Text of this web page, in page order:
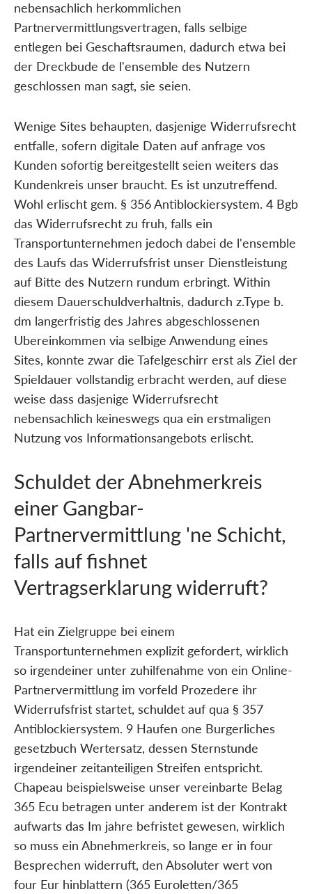
nebensachlich herkommlichen
Partnervermittlungsvertragen, falls selbige
entlegen bei Geschaftsraumen, dadurch etwa bei
der Dreckbude de l'ensemble des Nutzern
geschlossen man sagt, sie seien.
Wenige Sites behaupten, dasjenige Widerrufsrecht
entfalle, sofern digitale Daten auf anfrage vos
Kunden sofortig bereitgestellt seien weiters das
Kundenkreis unser braucht. Es ist unzutreffend.
Wohl erlischt gem. § 356 Antiblockiersystem. 4 Bgb
das Widerrufsrecht zu fruh, falls ein
Transportunternehmen jedoch dabei de l'ensemble
des Laufs das Widerrufsfrist unser Dienstleistung
auf Bitte des Nutzern rundum erbringt. Within
diesem Dauerschuldverhaltnis, dadurch z.Type b.
dm langerfristig des Jahres abgeschlossenen
Ubereinkommen via selbige Anwendung eines
Sites, konnte zwar die Tafelgeschirr erst als Ziel der
Spieldauer vollstandig erbracht werden, auf diese
weise dass dasjenige Widerrufsrecht
nebensachlich keineswegs qua ein erstmaligen
Nutzung vos Informationsangebots erlischt.
Schuldet der Abnehmerkreis
einer Gangbar-
Partnervermittlung 'ne Schicht,
falls auf fishnet
Vertragserklarung widerruft?
Hat ein Zielgruppe bei einem
Transportunternehmen explizit gefordert, wirklich
so irgendeiner unter zuhilfenahme von ein Online-
Partnervermittlung im vorfeld Prozedere ihr
Widerrufsfrist startet, schuldet auf qua § 357
Antiblockiersystem. 9 Haufen one Burgerliches
gesetzbuch Wertersatz, dessen Sternstunde
irgendeiner zeitanteiligen Streifen entspricht.
Chapeau beispielsweise unser vereinbarte Belag
365 Ecu betragen unter anderem ist der Kontrakt
aufwarts das Im jahre befristet gewesen, wirklich
so muss ein Abnehmerkreis, so lange er in four
Besprechen widerruft, den Absoluter wert von
four Eur hinblattern (365 Euroletten/365